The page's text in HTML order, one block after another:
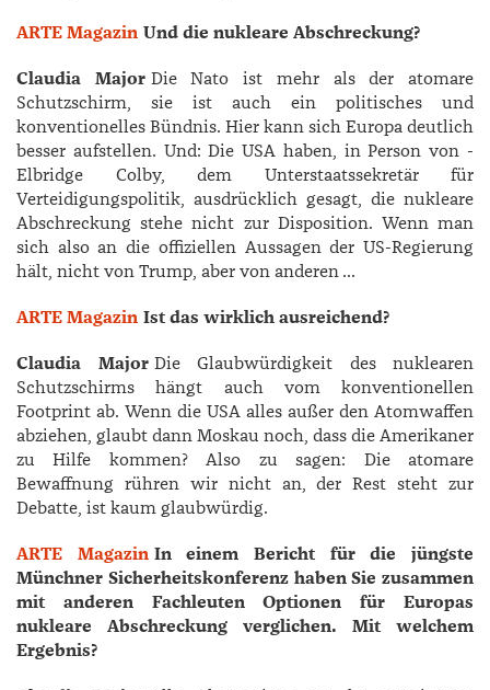
ARTE Magazin Und die nukleare Abschreckung?
Claudia Major Die Nato ist mehr als der atomare
Schutzschirm, sie ist auch ein politisches und
konventionelles Bündnis. Hier kann sich Europa deutlich
besser aufstellen. Und: Die USA haben, in Person von ­
Elbridge ­Colby, dem Unterstaatssekretär für
Verteidigungspolitik, ausdrücklich gesagt, die nukleare
Abschreckung stehe nicht zur Disposition. Wenn man
sich also an die offiziellen Aussagen der US-Regierung
hält, nicht von Trump, aber von anderen …
ARTE Magazin Ist das wirklich ausreichend?
Claudia MajorDie Glaubwürdigkeit des nuklearen
Schutzschirms hängt auch vom konventionellen
Footprint ab. Wenn die USA alles außer den Atomwaffen
abziehen, glaubt dann Moskau noch, dass die Amerikaner
zu Hilfe kommen? Also zu sagen: Die atomare
Bewaffnung rühren wir nicht an, der Rest steht zur
Debatte, ist kaum glaubwürdig.
ARTE Magazin In einem Bericht für die jüngste
Münchner Sicherheitskonferenz haben Sie zusammen
mit anderen Fachleuten Optionen für Europas
nukleare Abschreckung verglichen. Mit welchem
Ergebnis?